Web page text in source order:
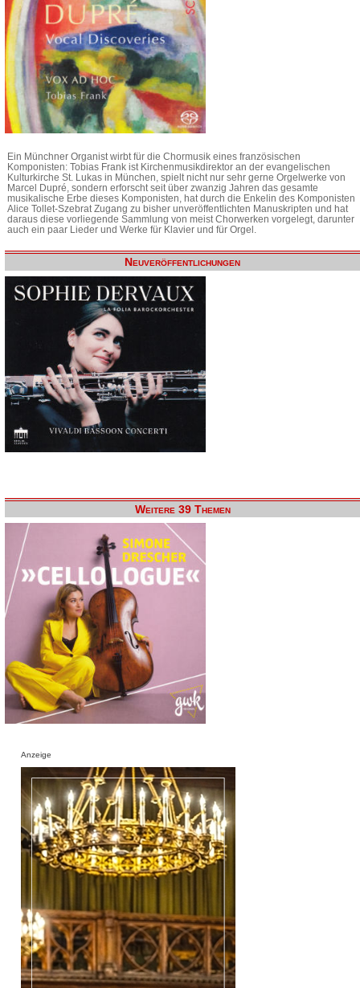
Ein Münchner Organist wirbt für die Chormusik eines französischen
Komponisten: Tobias Frank ist Kirchenmusikdirektor an der evangelischen
Kulturkirche St. Lukas in München, spielt nicht nur sehr gerne Orgelwerke von
Marcel Dupré, sondern erforscht seit über zwanzig Jahren das gesamte
musikalische Erbe dieses Komponisten, hat durch die Enkelin des Komponisten
Alice Tollet-Szebrat Zugang zu bisher unveröffentlichten Manuskripten und hat
daraus diese vorliegende Sammlung von meist Chorwerken vorgelegt, darunter
auch ein paar Lieder und Werke für Klavier und für Orgel.
Neuveröffentlichungen
Weitere 39 Themen
Anzeige